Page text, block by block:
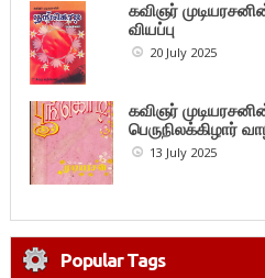
கவிஞர்
வியப்பு
20 July 2025
கவிஞர்
பெருநிலக்கிழார்
13 July 2025
Popular Tags